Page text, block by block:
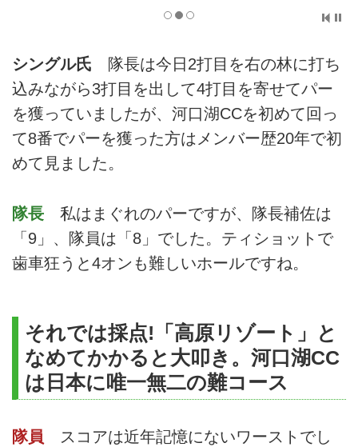
シングル氏 隊長は今日2打目を右の林に打ち
込みながら3打目を出して4打目を寄せてパー
を獲っていましたが、河口湖CCを初めて回っ
て8番でパーを獲った方はメンバー歴20年で初
めて見ました。
隊長 私はまぐれのパーですが、隊長補佐は
「9」、隊員は「8」でした。ティショットで
歯車狂うと4オンも難しいホールですね。
それでは採点!「高原リゾート」と
なめてかかると大叩き。河口湖CC
は日本に唯一無二の難コース
隊員 スコアは近年記憶にないワーストでし